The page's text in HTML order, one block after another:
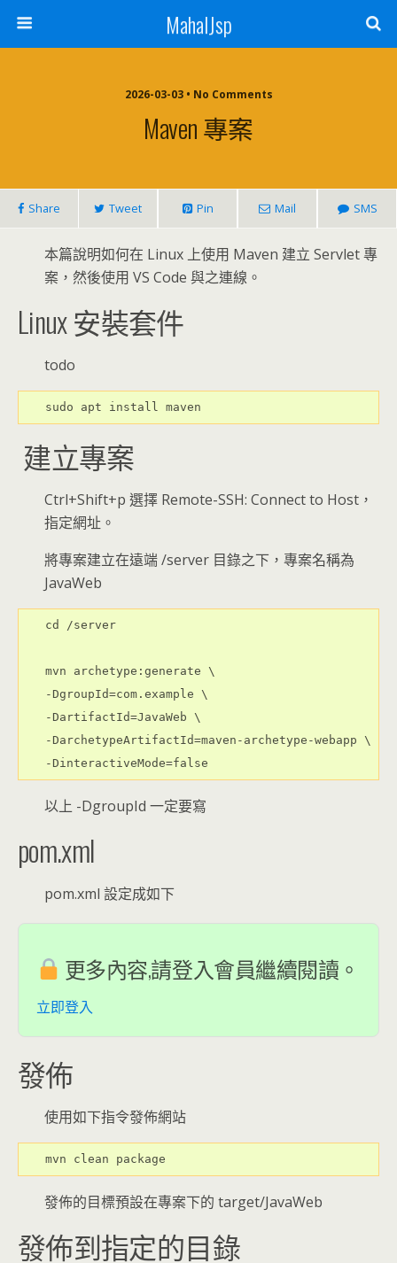
MahalJsp
2026-03-03 • No Comments
Maven 專案
Share Tweet Pin Mail SMS
本篇說明如何在 Linux 上使用 Maven 建立 Servlet 專
案，然後使用 VS Code 與之連線。
Linux 安裝套件
todo
sudo apt install maven
建立專案
Ctrl+Shift+p 選擇 Remote-SSH: Connect to Host，
指定網址。
將專案建立在遠端 /server 目錄之下，專案名稱為
JavaWeb
cd /server
mvn archetype:generate \
-DgroupId=com.example \
-DartifactId=JavaWeb \
-DarchetypeArtifactId=maven-archetype-webapp \
以上 -DgroupId 一定要寫
pom.xml
pom.xml 設定成如下
更多內容,請登入會員繼續閱讀。
立即登入
發佈
使用如下指令發佈網站
mvn clean package
發佈的目標預設在專案下的 target/JavaWeb
發佈到指定的目錄